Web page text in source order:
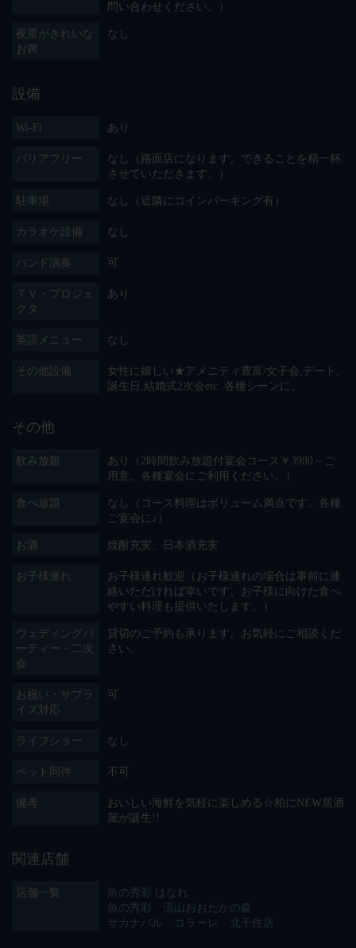
問い合わせください。）
夜景がきれいな
お席
なし
設備
Wi-Fi あり
バリアフリー
なし（路面店になります。できることを精一杯
させていただきます。）
駐車場 なし（近隣にコインパーキング有）
カラオケ設備 なし
バンド演奏 可
ＴＶ・プロジェ
クタ
あり
英語メニュー なし
その他設備
女性に嬉しい★アメニティ豊富/女子会,デート,
誕生日,結婚式2次会etc..各種シーンに。
その他
飲み放題
あり（2時間飲み放題付宴会コース￥3980～ご
用意。各種宴会にご利用ください。）
食べ放題
なし（コース料理はボリューム満点です。各種
ご宴会に♪）
お酒 焼酎充実、日本酒充実
お子様連れ
お子様連れ歓迎（お子様連れの場合は事前に連
絡いただければ幸いです、お子様に向けた食べ
やすい料理も提供いたします。）
ウェディングパ
ーティー・二次
会
貸切のご予約も承ります。お気軽にご相談くだ
さい。
お祝い・サプラ
イズ対応
可
ライブショー なし
ペット同伴 不可
備考
おいしい海鮮を気軽に楽しめる☆柏にNEW居酒
屋が誕生!!
関連店舗
店舗一覧
魚の秀彩 はなれ
魚の秀彩 流山おおたかの森
サカナバル コラーレ 北千住店